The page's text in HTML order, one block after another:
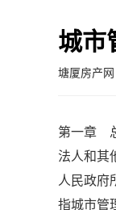
城市
塘厦房产网
第一章
法人和
人民政
指城市管